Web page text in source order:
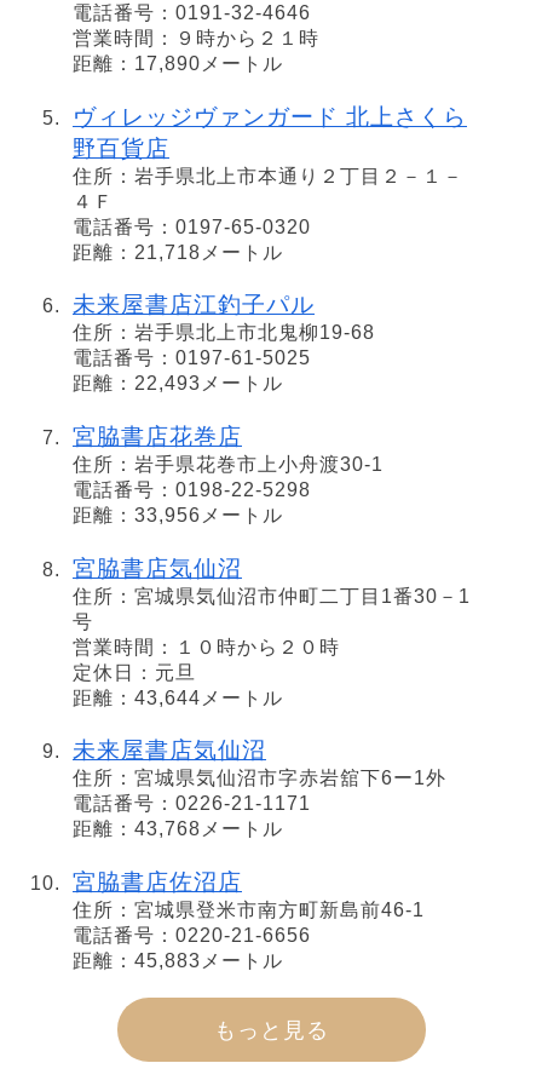
電話番号：0191-32-4646
営業時間：９時から２１時
距離：17,890メートル
ヴィレッジヴァンガード 北上さくら
野百貨店
住所：岩手県北上市本通り２丁目２－１－
４Ｆ
電話番号：0197-65-0320
距離：21,718メートル
未来屋書店江釣子パル
住所：岩手県北上市北鬼柳19-68
電話番号：0197-61-5025
距離：22,493メートル
宮脇書店花巻店
住所：岩手県花巻市上小舟渡30-1
電話番号：0198-22-5298
距離：33,956メートル
宮脇書店気仙沼
住所：宮城県気仙沼市仲町二丁目1番30－1
号
営業時間：１０時から２０時
定休日：元旦
距離：43,644メートル
未来屋書店気仙沼
住所：宮城県気仙沼市字赤岩舘下6ー1外
電話番号：0226-21-1171
距離：43,768メートル
宮脇書店佐沼店
住所：宮城県登米市南方町新島前46-1
電話番号：0220-21-6656
距離：45,883メートル
もっと見る